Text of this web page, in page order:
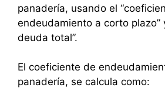
panadería, usando el
endeudamiento a corto plazo”
deuda total”.
El coeficiente de
panadería, se calcula como: